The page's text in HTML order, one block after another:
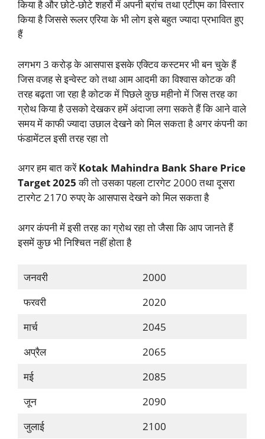
किया है और छोटे-छोटे शहरों में अपनी ब्रांच तथा एटीएम का विस्तार
किया है जिससे रूलर एरिया के भी लोग इसे बहुत ज्यादा प्रभावित हुए
हैं
लगभग 3 करोड़ के आसपास इसके एक्टिव कस्टमर भी बन चुके हैं
जिस वजह से इन्वेस्ट को तथा आम आदमी का विश्वास कोटक की
तरह बढ़ता जा रहा है कोटक में पिछले कुछ महीनो में जिस तरह का
ग्रोथ किया है उसको देखकर हमें अंदाजा लगा सकते हैं कि आने वाले
समय में काफी ज्यादा उछाल देखने को मिल सकता है अगर कंपनी का
फंडामेंटल इसी तरह रहा तो
अगर हम बात करेंKotak Mahindra Bank Share Price
Target2025की तो उसका पहला टारगेट 2000 तथा दूसरा
टारगेट 2170 रुपए के आसपास देखने को मिल सकता है
अगर कंपनी में इसी तरह का ग्रोथ रहा तो जैसा कि आप जानते हैं
इसमें कुछ भी निश्चित नहीं होता है
जनवरी
2000
फरवरी
2020
मार्च
2045
अप्रैल
2065
मई
2085
जून
2090
जुलाई
2100